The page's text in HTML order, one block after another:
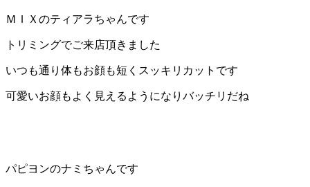
／
福
津
店）
ペ
ＭＩＸのティアラちゃんです
トリミングでご来店頂きました
いつも通り体もお顔も短くスッキリカットです
可愛いお顔もよく見えるようになりバッチリだね
パピヨンのナミちゃんです